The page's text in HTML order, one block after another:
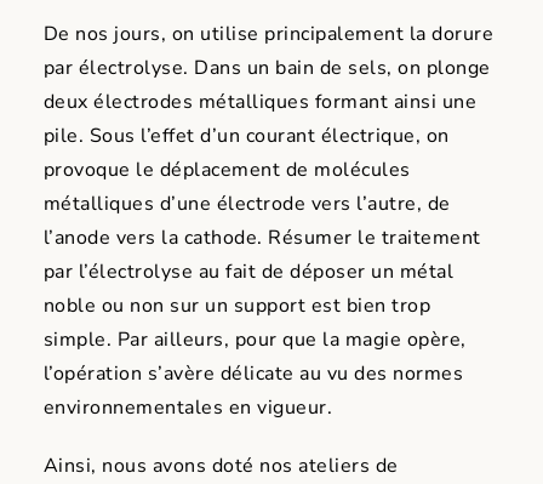
De nos jours, on utilise principalement la dorure
par électrolyse. Dans un bain de sels, on plonge
deux électrodes métalliques formant ainsi une
pile. Sous l’effet d’un courant électrique, on
provoque le déplacement de molécules
métalliques d’une électrode vers l’autre, de
l’anode vers la cathode. Résumer le traitement
par l’électrolyse au fait de déposer un métal
noble ou non sur un support est bien trop
simple. Par ailleurs, pour que la magie opère,
l’opération s’avère délicate au vu des normes
environnementales en vigueur.
Ainsi, nous avons doté nos ateliers de